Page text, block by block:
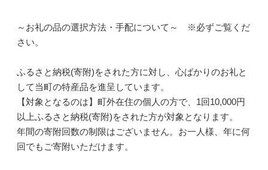
～お礼の品の選択方法・手配について～ ※必ずご覧くだ
さい。
ふるさと納税(寄附)をされた方に対し、心ばかりのお礼と
して当町の特産品を進呈しています。
【対象となるのは】町外在住の個人の方で、1回10,000円
以上ふるさと納税(寄附)をされた方が対象となります。
年間の寄附回数の制限はございません。お一人様、年に何
回でもご寄附いただけます。